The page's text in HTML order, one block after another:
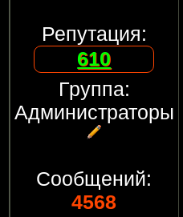
Репутация:
610
Группа:
Администраторы
Сообщений:
4568